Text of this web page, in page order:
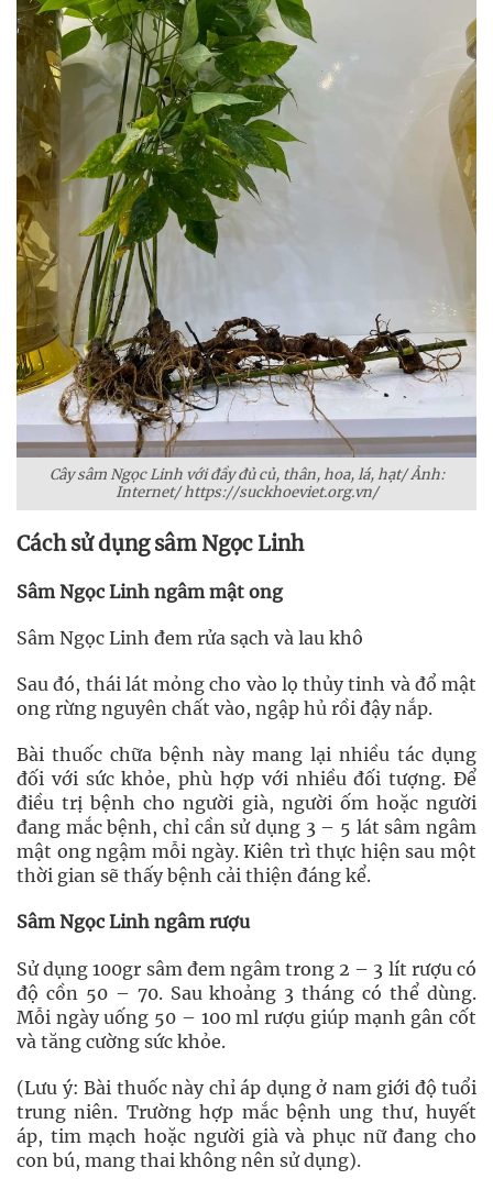
Cây sâm Ngọc Linh với đầy đủ củ, thân, hoa, lá, hạt/ Ảnh:
Internet/ https://suckhoeviet.org.vn/
Cách sử dụng sâm Ngọc Linh
Sâm Ngọc Linh ngâm mật ong
Sâm Ngọc Linh đem rửa sạch và lau khô
Sau đó, thái lát mỏng cho vào lọ thủy tinh và đổ mật
ong rừng nguyên chất vào, ngập hủ rồi đậy nắp.
Bài thuốc chữa bệnh này mang lại nhiều tác dụng
đối với sức khỏe, phù hợp với nhiều đối tượng. Để
điều trị bệnh cho người già, người ốm hoặc người
đang mắc bệnh, chỉ cần sử dụng 3 – 5 lát sâm ngâm
mật ong ngậm mỗi ngày. Kiên trì thực hiện sau một
thời gian sẽ thấy bệnh cải thiện đáng kể.
Sâm Ngọc Linh ngâm rượu
Sử dụng 100gr sâm đem ngâm trong 2 – 3 lít rượu có
độ cồn 50 – 70. Sau khoảng 3 tháng có thể dùng.
Mỗi ngày uống 50 – 100 ml rượu giúp mạnh gân cốt
và tăng cường sức khỏe.
(Lưu ý: Bài thuốc này chỉ áp dụng ở nam giới độ tuổi
trung niên. Trường hợp mắc bệnh ung thư, huyết
áp, tim mạch hoặc người già và phục nữ đang cho
con bú, mang thai không nên sử dụng).